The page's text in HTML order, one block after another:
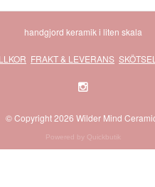
handgjord keramik i liten skala
FRAKT & LEVERANS SKÖTSEL
© Copyright 2026 Wilder Mind
Powered by Quickbutik